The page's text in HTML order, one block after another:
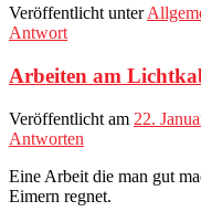
Veröffentlicht unter
Antwort
Arbeiten am
Veröffentlicht am 22.
Antworten
Eine Arbeit die man gut
Eimern regnet.